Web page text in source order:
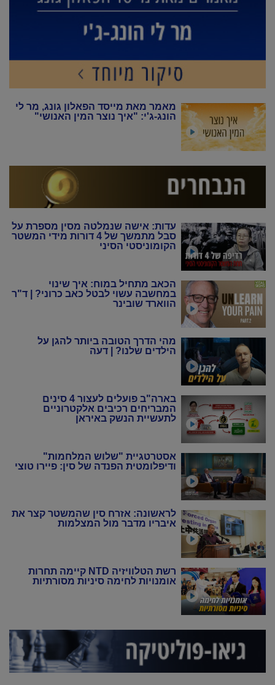
מאמר מאת מייסד הפאלון גונג, מר לי
הונג-ג'י: "איך נוצר המין האנושי"
עדות: אישה שנמלטה מסין מספרת על
סבל מתמשך של 4 דורות מידי המשטר
הקומוניסטי הסיני
הכאב מתחיל במוח: איך שינוי
במחשבה עשוי לבטל כאב כרוני? | ד"ר
הווארד שובינר
מהי הדרך הטובה ביותר להגן על
הילדים שלנו? | דעה
בארה"ב פועלים לעצור 4 סינים
המבריחים רכיבים אלקטרוניים
לתעשיית הנשק באיראן
אסטרטגיית "שלוש המלחמות"
ודיפלומטית הפנדה של סין: פיירו טוצי
לראשונה: אזרח סין שהמשטר קצר את
איבריו מדבר מול המצלמות
רשת הטלוויזיה NTD קיימה תחרות
אומנויות לחימה סיניות מסורתיות